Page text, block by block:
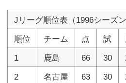
Jリーグ順位表（1996シーズン
順位
チーム 点 試
1
鹿島 66 30
2
名古屋 63 30